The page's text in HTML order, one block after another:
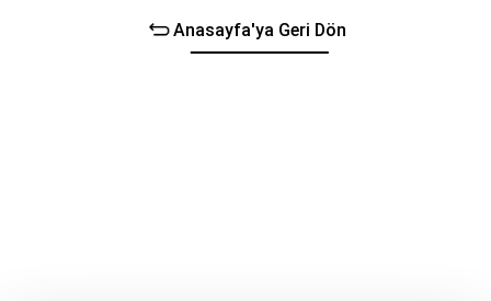
Anasayfa'ya Geri Dön